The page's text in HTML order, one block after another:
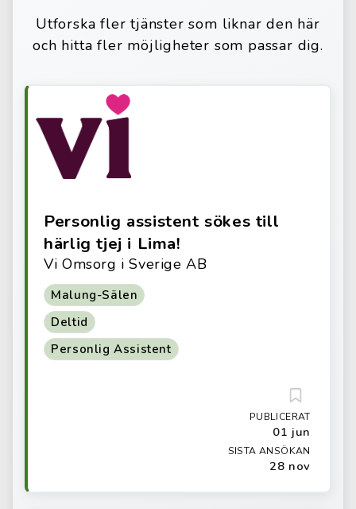
Utforska fler tjänster som liknar den här
och hitta fler möjligheter som passar dig.
Personlig assistent sökes till
härlig tjej i Lima!
Vi Omsorg i Sverige AB
Malung-Sälen
Deltid
Personlig Assistent
PUBLICERAT
01 jun
SISTA ANSÖKAN
28 nov